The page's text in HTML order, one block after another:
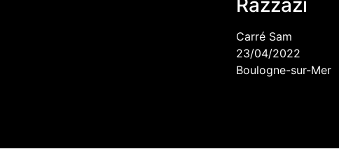
Razzazi
Carré Sam
23/04/2022
Boulogne-sur-Mer